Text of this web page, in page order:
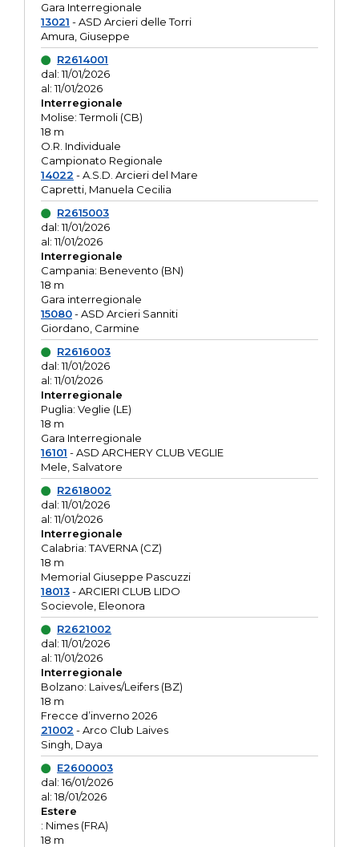
Gara Interregionale
13021 - ASD Arcieri delle Torri
Amura, Giuseppe
R2614001
dal: 11/01/2026
al: 11/01/2026
Interregionale
Molise: Termoli (CB)
18 m
O.R. Individuale
Campionato Regionale
14022 - A.S.D. Arcieri del Mare
Capretti, Manuela Cecilia
R2615003
dal: 11/01/2026
al: 11/01/2026
Interregionale
Campania: Benevento (BN)
18 m
Gara interregionale
15080- ASD Arcieri Sanniti
Giordano, Carmine
R2616003
dal: 11/01/2026
al: 11/01/2026
Interregionale
Puglia: Veglie (LE)
18 m
Gara Interregionale
16101 - ASD ARCHERY CLUB VEGLIE
Mele, Salvatore
R2618002
dal: 11/01/2026
al: 11/01/2026
Interregionale
Calabria: TAVERNA (CZ)
18 m
Memorial Giuseppe Pascuzzi
18013- ARCIERI CLUB LIDO
Socievole, Eleonora
R2621002
dal: 11/01/2026
al: 11/01/2026
Interregionale
Bolzano: Laives/Leifers (BZ)
18 m
Frecce d’inverno 2026
21002 - Arco Club Laives
Singh, Daya
E2600003
dal: 16/01/2026
al: 18/01/2026
Estere
: Nimes (FRA)
18 m